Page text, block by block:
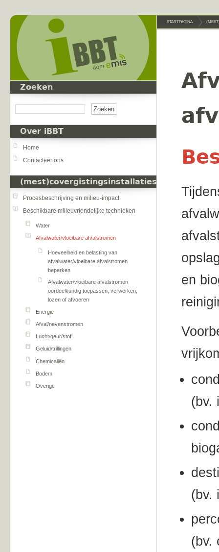
Zoeken
Over iBBT
Home
Contacteer ons
(mest)covergistingsinstallaties
Procesbeschrijving en milieu-impact
Beschikbare milieuvriendelijke technieken
Water
Afvalwater/vloeibare afvalstromen
Hoeveelheid en belasting van
afvalwater/vloeibare afvalstromen
beperken
Afvalwater/vloeibare afvalstromen
oordeelkundig toepassen, verwerken,
lozen of afvoeren
Energie
Afval/nevenstromen
Lucht/geur/stof
Geluid/trillingen
Chemicaliën
Bodem
Overige
STARTPAGINA
en
(bv.
(bv.
(bv.